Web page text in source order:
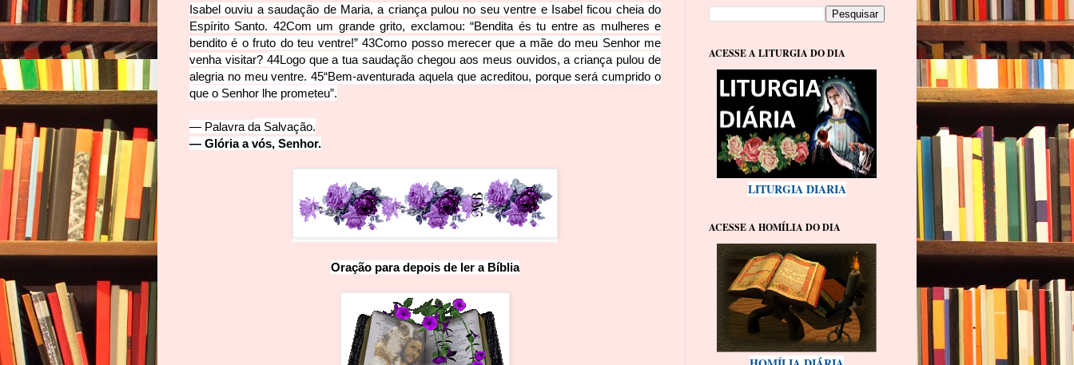
Isabel ouviu a saudação de Maria, a criança pulou no seu ventre e Isabel ficou cheia do
Espírito Santo. 42Com um grande grito, exclamou: “Bendita és tu entre as mulheres e
bendito é o fruto do teu ventre!”43Como posso merecer que a mãe do meu Senhor me
venha visitar? 44Logo que a tua saudação chegou aos meus ouvidos, a criança pulou de
alegria no meu ventre.45“Bem-aventurada aquela que acreditou, porque será cumprido o
que o Senhor lhe prometeu”.
— Palavra da Salvação.
— Glória a vós, Senhor.
Oração para depois de ler a Bíblia
ACESSE A LITURGIA DO DIA
LITURGIA DIARIA
ACESSE A HOMÍLIA DO DIA